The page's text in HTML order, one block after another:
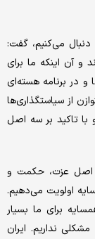
دنبال می‌کنیم، گفت:
و آن اینکه ما برای
و در برنامه هسته‌ای
از سیاستگذاری‌ها
با تاکید بر سه اصل
اصل عزت، حکمت و
اولویت می‌دهیم.
برای ما بسیار
نداریم. ایران